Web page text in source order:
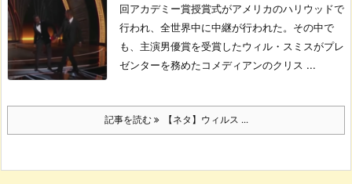
回アカデミー賞授賞式がアメリカのハリウッドで
行われ、全世界中に中継が行われた。 その中で
も、主演男優賞を受賞したウィル・スミスがプレ
ゼンターを務めたコメディアンのクリス ...
記事を読む 【ネタ】ウィルス ...